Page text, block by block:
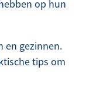
op hun
en gezinnen.
tips om